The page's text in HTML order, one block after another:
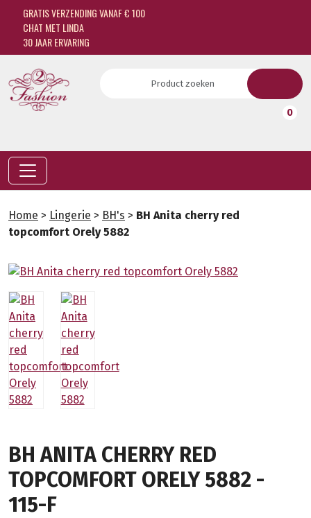
GRATIS VERZENDING VANAF € 100
CHAT MET LINDA
30 JAAR ERVARING
0
Home > Lingerie > BH's > BH Anita cherry red
topcomfort Orely 5882
BH ANITA CHERRY RED
TOPCOMFORT ORELY 5882 -
115-F